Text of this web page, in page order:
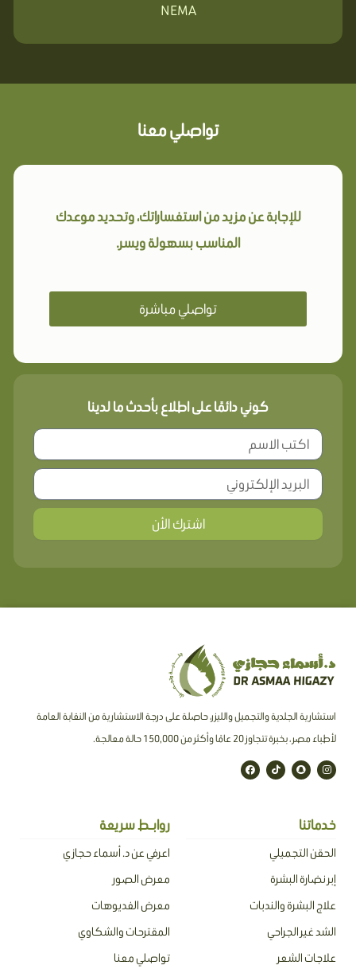
NEMA
تواصلي معنا
للإجابة عن مزيد من استفساراتك، وتحديد موعدك
المناسب بسهولة ويسر.
تواصلي مباشرة
كوني دائمًا على اطلاع بأحدث ما لدينا
اشترك الأن
استشارية الجلدية والتجميل والليزر، حاصلة على درجة الاستشارية من النقابة العامة
لأطباء مصر ، بخبرة تتجاوز 20 عامًا وأكثر من 150,000 حالة معالجة.
I
n
s
a
S
n
a
a
t
T
i
k
F
a
c
خدماتنا
الحقن التجميلي
إبر نضارة البشرة
علاج البشرة والندبات
الشد غير الجراحي
علاجات الشعر
روابـط سريعة
اعرفي عن د. أسماء حجازي
معرض الصور
معرض الفديوهات
المقترحات والشكاوي
تواصلي معنا